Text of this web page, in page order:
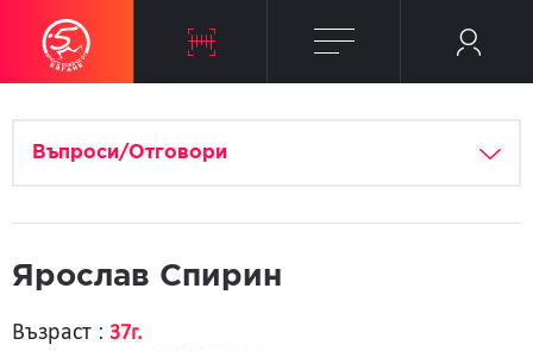
Въпроси/Отговори
Ярослав Спирин
Възраст : 37г.